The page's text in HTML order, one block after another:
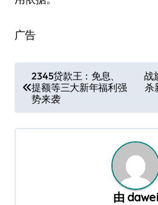
广告
章
导
航
2345贷款王：免息、
提额等三大新年福利强
势来袭
战
杀
由 dawei